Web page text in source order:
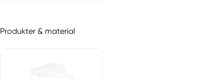
Produkter & material